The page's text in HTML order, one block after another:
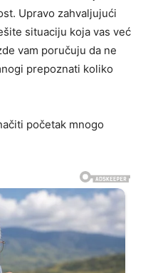
Upravo zahvaljujući
situaciju koja vas već
vam poručuju da ne
prepoznati koliko
početak mnogo